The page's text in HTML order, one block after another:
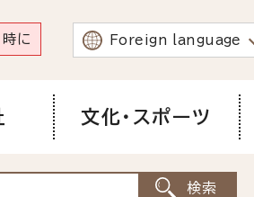
に Foreign language
文化・スポーツ